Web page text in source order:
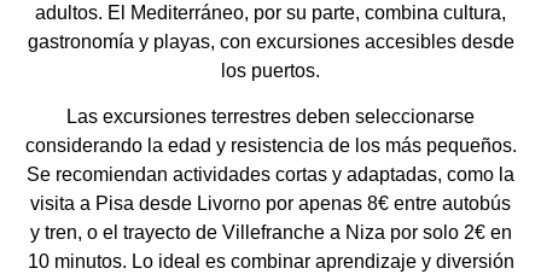
adultos. El Mediterráneo, por su parte, combina cultura,
gastronomía y playas, con excursiones accesibles desde
los puertos.
Las excursiones terrestres deben seleccionarse
considerando la edad y resistencia de los más pequeños.
Se recomiendan actividades cortas y adaptadas, como la
visita a Pisa desde Livorno por apenas 8€ entre autobús
y tren, o el trayecto de Villefranche a Niza por solo 2€ en
10 minutos. Lo ideal es combinar aprendizaje y diversión